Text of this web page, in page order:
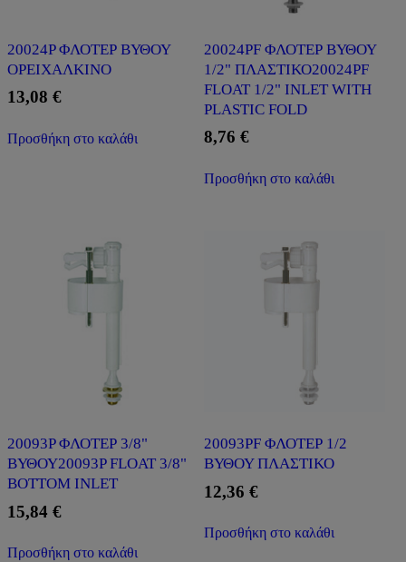
20024P ΦΛΟΤΕΡ ΒΥΘΟΥ
ΟΡΕΙΧΑΛΚΙΝΟ
13,08 €
Προσθήκη στο καλάθι
20024PF ΦΛΟΤΕΡ ΒΥΘΟΥ
1/2" ΠΛΑΣΤΙΚΟ20024PF
FLOAT 1/2" INLET WITH
PLASTIC FOLD
8,76 €
Προσθήκη στο καλάθι
20093P ΦΛΟΤΕΡ 3/8"
ΒΥΘΟΥ20093P FLOAT 3/8"
BOTTOM INLET
15,84 €
Προσθήκη στο καλάθι
20093PF ΦΛΟΤΕΡ 1/2
ΒΥΘΟΥ ΠΛΑΣΤΙΚΟ
12,36 €
Προσθήκη στο καλάθι